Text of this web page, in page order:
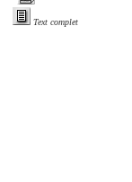
Text complet